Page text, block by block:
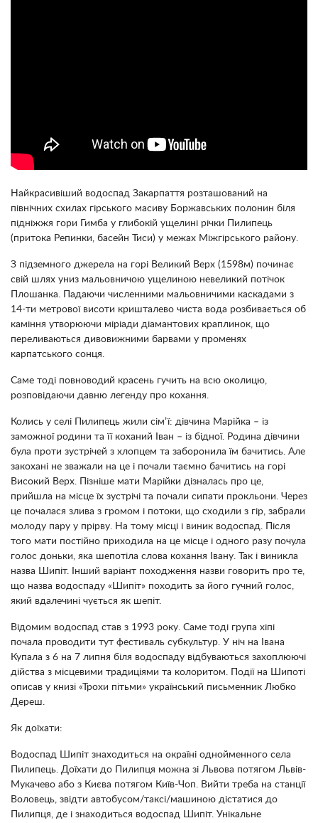
Найкрасивіший водоспад Закарпаття розташований на
північних схилах гірського масиву Боржавських полонин біля
підніжжя гори Гимба у глибокій ущелині річки Пилипець
(притока Репинки, басейн Тиси) у межах Міжгірського району.
З підземного джерела на горі Великий Верх (1598м) починає
свій шлях униз мальовничою ущелиною невеликий потічок
Плошанка. Падаючи численними мальовничими каскадами з
14-ти метрової висоти кришталево чиста вода розбивається об
каміння утворюючи міріади діамантових краплинок, що
переливаються дивовижними барвами у променях
карпатського сонця.
Саме тоді повноводий красень гучить на всю околицю,
розповідаючи давню легенду про кохання.
Колись у селі Пилипець жили сім’ї: дівчина Марійка – із
заможної родини та її коханий Іван – із бідної. Родина дівчини
була проти зустрічей з хлопцем та заборонила їм бачитись. Але
закохані не зважали на це і почали таємно бачитись на горі
Високий Верх. Пізніше мати Марійки дізналась про це,
прийшла на місце їх зустрічі та почали сипати прокльони. Через
це почалася злива з громом і потоки, що сходили з гір, забрали
молоду пару у прірву. На тому місці і виник водоспад. Після
того мати постійно приходила на це місце і одного разу почула
голос доньки, яка шепотіла слова кохання Івану. Так і виникла
назва Шипіт. Інший варіант походження назви говорить про те,
що назва водоспаду «Шипіт» походить за його гучний голос,
який вдалечині чується як шепіт.
Відомим водоспад став з 1993 року. Саме тоді група хіпі
почала проводити тут фестиваль субкультур. У ніч на Івана
Купала з 6 на 7 липня біля водоспаду відбуваються захоплюючі
дійства з місцевими традиціями та колоритом. Події на Шипоті
описав у книзі «Трохи пітьми» український письменник Любко
Дереш.
Як доїхати:
Водоспад Шипіт знаходиться на окраїні однойменного села
Пилипець. Доїхати до Пилипця можна зі Львова потягом Львів-
Мукачево або з Києва потягом Київ-Чоп. Вийти треба на станції
Воловець, звідти автобусом/таксі/машиною дістатися до
Пилипця, де і знаходиться водоспад Шипіт. Унікальне